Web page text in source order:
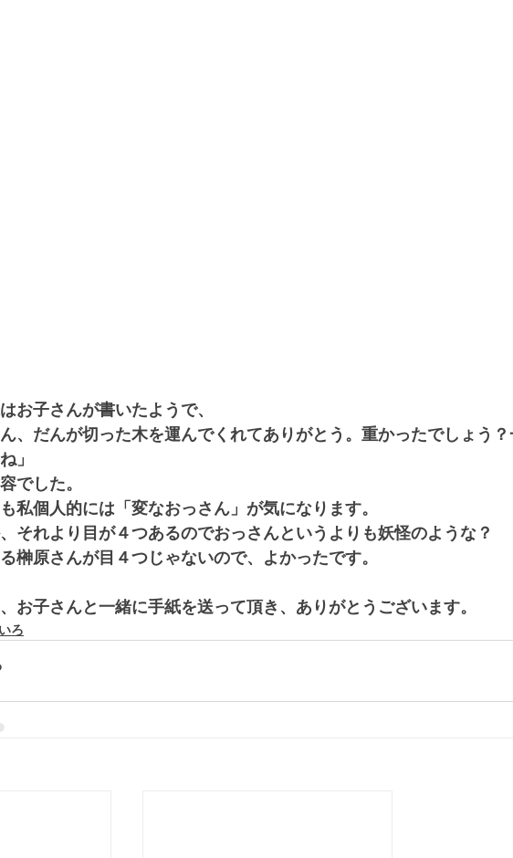
お子さんが書いたようで、
ん、だんが切った木を運んでくれてありがとう。重かったでしょう
」
でした。
私個人的には「変なおっさん」が気になります。
それより目が４つあるのでおっさんというよりも妖怪のような？
榊原さんが目４つじゃないので、よかったです。
お子さんと一緒に手紙を送って頂き、ありがとうございます。
ろ